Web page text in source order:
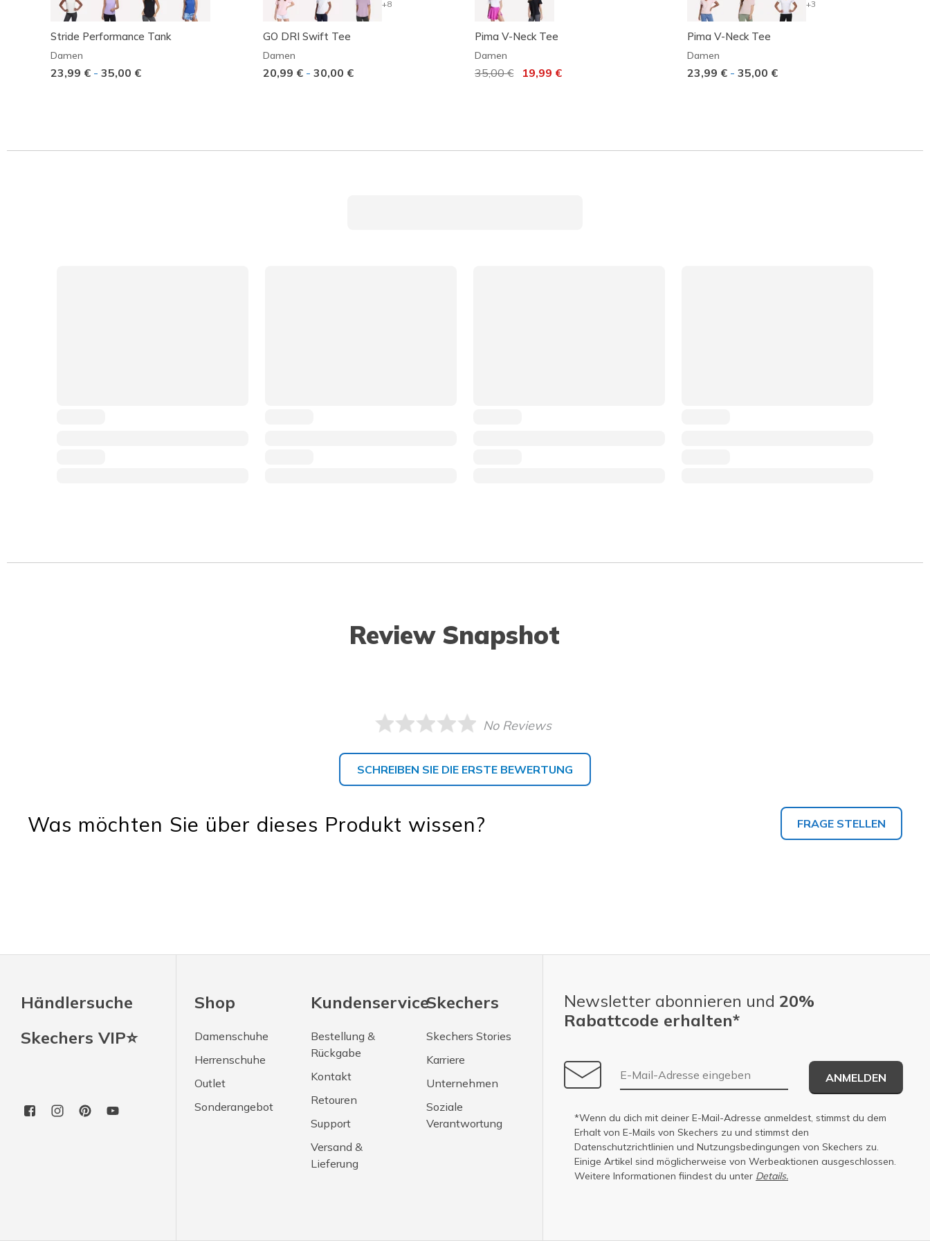
Stride Performance Tank
Damen
23,99 € - 35,00 €
+8
GO DRI Swift Tee
Damen
20,99 € - 30,00 €
Pima V-Neck Tee
Damen
Reduziert von
35,00 € auf19,99 €
+3
Pima V-Neck Tee
Damen
23,99 € - 35,00 €
Review Snapshot
No Reviews
SCHREIBEN SIE DIE ERSTE BEWERTUNG
Was möchten Sie über dieses Produkt wissen? FRAGE STELLEN
Händlersuche
Skechers VIP⭐
Shop
Damenschuhe
Herrenschuhe
Outlet
Sonderangebot
Kundenservice
Bestellung &
Rückgabe
Kontakt
Retouren
Support
Versand &
Lieferung
Skechers
Skechers Stories
Karriere
Unternehmen
Soziale
Verantwortung
Newsletter abonnieren und 20%
Rabattcode erhalten*
E-Mail-Adresse
ANMELDEN
*Wenn du dich mit deiner E-Mail-Adresse anmeldest, stimmst du dem
Erhalt von E-Mails von Skechers zu und stimmst den
Datenschutzrichtlinien und Nutzungsbedingungen von Skechers zu.
Einige Artikel sind möglicherweise von Werbeaktionen ausgeschlossen.
Weitere Informationen fiindest du unter Details.